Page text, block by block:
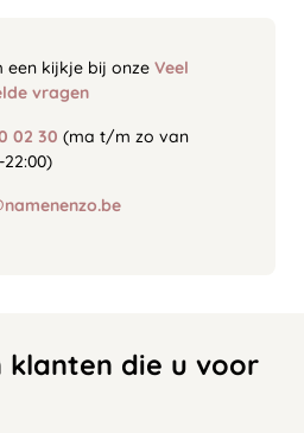
een kijkje bij onze Veel
vragen
02 30 (ma t/m zo van
22:00)
klanten die u voor